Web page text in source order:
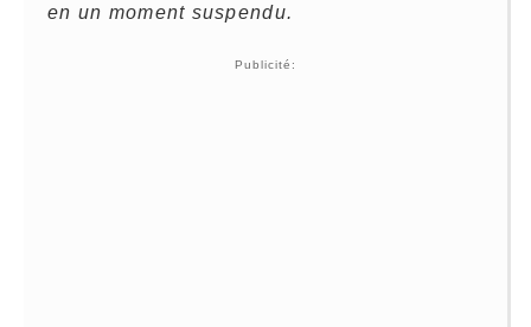
en un moment suspendu.
Publicité: